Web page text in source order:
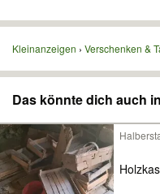
Kleinanzeigen Verschenken &
Das könnte dich auch